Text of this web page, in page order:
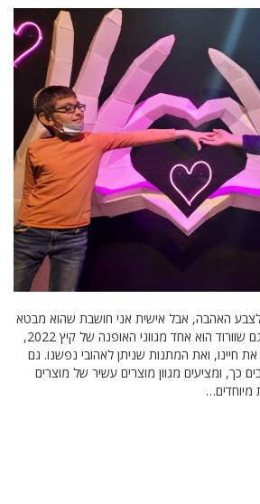
האהבה, אבל אישית אני חושבת שהוא מבטא
ואילו ורוד מתאים יותר. מה גם שוורוד הוא אחד מגווני האופנה של קיץ 2022,
את חיינו, ואת המתנות שניתן לאהובי נפשנו. גם
כך, ומציעים מגוון מוצרים עשיר של מוצרים
מיוחדים…